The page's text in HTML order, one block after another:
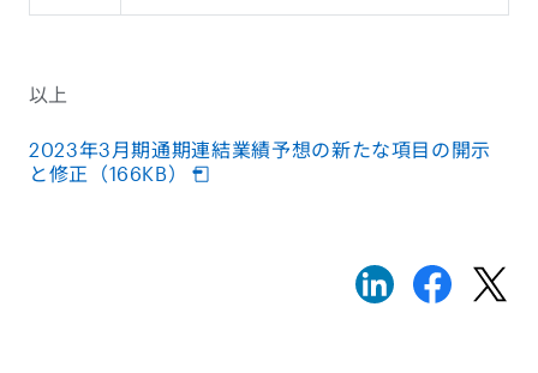
以上
2023年3月期通期連結業績予想の新たな項目の開示
と修正（166KB）